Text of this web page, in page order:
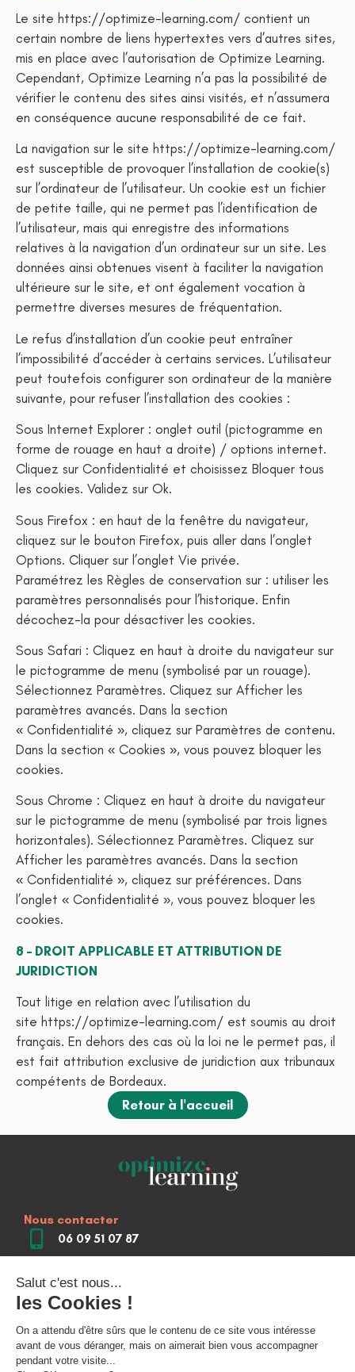
Le site https://optimize-learning.com/ contient un
certain nombre de liens hypertextes vers d’autres sites,
mis en place avec l’autorisation de Optimize Learning.
Cependant, Optimize Learning n’a pas la possibilité de
vérifier le contenu des sites ainsi visités, et n’assumera
en conséquence aucune responsabilité de ce fait.
La navigation sur le site https://optimize-learning.com/
est susceptible de provoquer l’installation de cookie(s)
sur l’ordinateur de l’utilisateur. Un cookie est un fichier
de petite taille, qui ne permet pas l’identification de
l’utilisateur, mais qui enregistre des informations
relatives à la navigation d’un ordinateur sur un site. Les
données ainsi obtenues visent à faciliter la navigation
ultérieure sur le site, et ont également vocation à
permettre diverses mesures de fréquentation.
Le refus d’installation d’un cookie peut entraîner
l’impossibilité d’accéder à certains services. L’utilisateur
peut toutefois configurer son ordinateur de la manière
suivante, pour refuser l’installation des cookies :
Sous Internet Explorer : onglet outil (pictogramme en
forme de rouage en haut a droite) / options internet.
Cliquez sur Confidentialité et choisissez Bloquer tous
les cookies. Validez sur Ok.
Sous Firefox : en haut de la fenêtre du navigateur,
cliquez sur le bouton Firefox, puis aller dans l’onglet
Options. Cliquer sur l’onglet Vie privée.
Paramétrez les Règles de conservation sur : utiliser les
paramètres personnalisés pour l’historique. Enfin
décochez-la pour désactiver les cookies.
Sous Safari : Cliquez en haut à droite du navigateur sur
le pictogramme de menu (symbolisé par un rouage).
Sélectionnez Paramètres. Cliquez sur Afficher les
paramètres avancés. Dans la section
« Confidentialité », cliquez sur Paramètres de contenu.
Dans la section « Cookies », vous pouvez bloquer les
cookies.
Sous Chrome : Cliquez en haut à droite du navigateur
sur le pictogramme de menu (symbolisé par trois lignes
horizontales). Sélectionnez Paramètres. Cliquez sur
Afficher les paramètres avancés. Dans la section
« Confidentialité », cliquez sur préférences. Dans
l’onglet « Confidentialité », vous pouvez bloquer les
cookies.
8 – DROIT APPLICABLE ET ATTRIBUTION DE
JURIDICTION
Tout litige en relation avec l’utilisation du
site https://optimize-learning.com/ est soumis au droit
français. En dehors des cas où la loi ne le permet pas, il
est fait attribution exclusive de juridiction aux tribunaux
compétents de Bordeaux.
Retour à l'accueil
Nous contacter
06 09 51 07 87
Gambetta 33000 Bordeaux
contact@optimize-learning.com
Nous suivre